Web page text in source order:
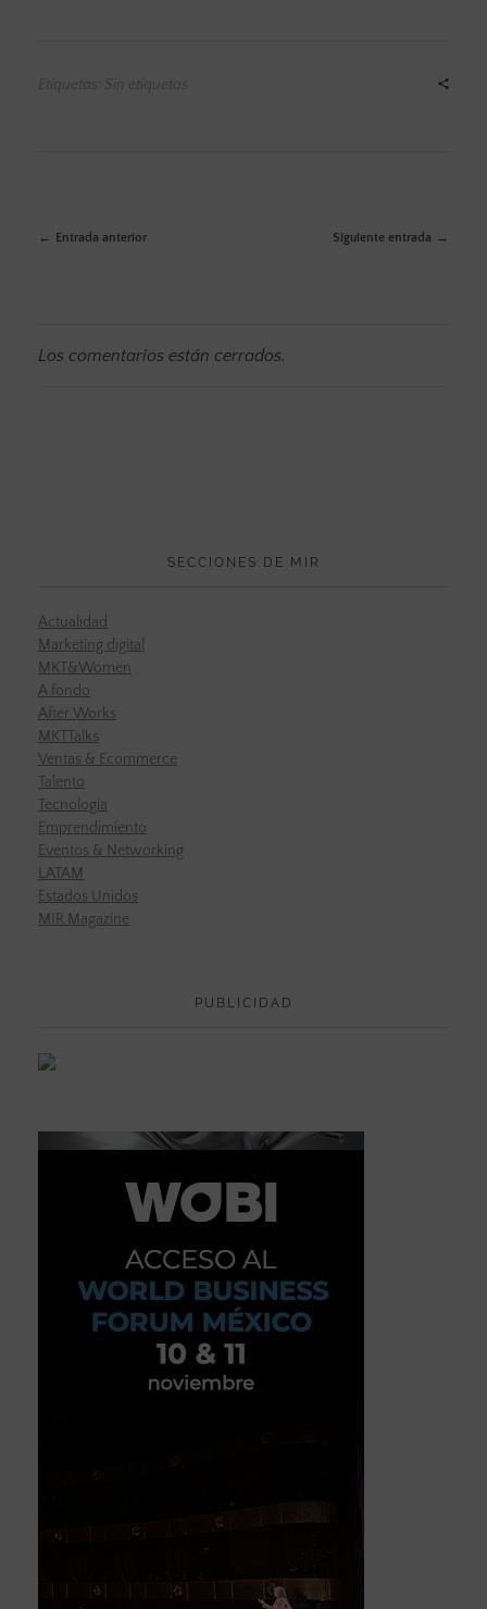
Etiquetas: Sin etiquetas
Entrada anterior Siguiente entrada
Los comentarios están cerrados.
SECCIONES DE MIR
Actualidad
Marketing digital
MKT&Women
A fondo
After Works
MKTTalks
Ventas & Ecommerce
Talento
Tecnología
Emprendimiento
Eventos & Networking
LATAM
Estados Unidos
MIR Magazine
PUBLICIDAD